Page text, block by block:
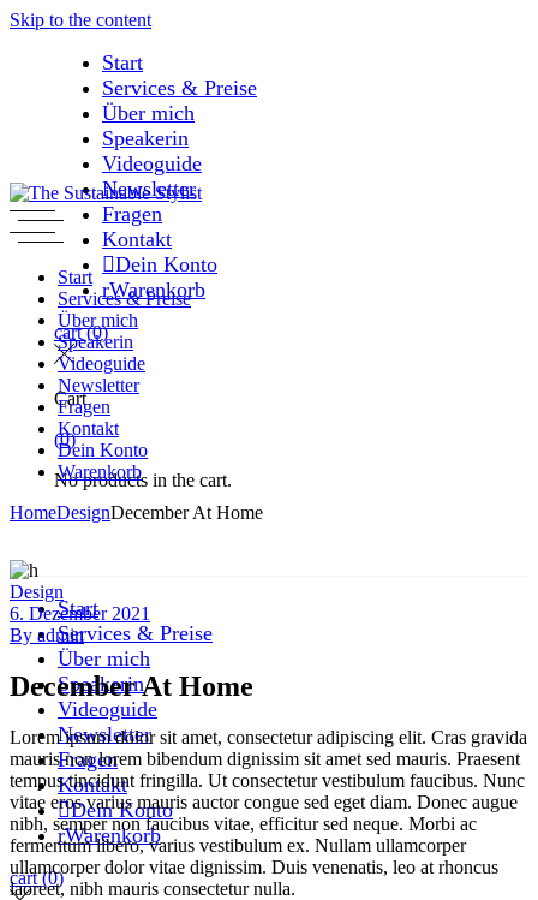
Skip to the content
Start
Services & Preise
Über mich
Speakerin
Videoguide
Newsletter
Fragen
Kontakt
Dein Konto
Warenkorb
cart (0)
Cart
(0)
No products in the cart.
Start
Services & Preise
Über mich
Speakerin
Videoguide
Newsletter
Fragen
Kontakt
Dein Konto
Warenkorb
cart (0)
Start
Services & Preise
Über mich
Speakerin
Videoguide
Newsletter
Fragen
Kontakt
Dein Konto
Warenkorb
HomeDesignDecember At Home
Design
6. Dezember 2021
By admin
December At Home
Lorem ipsum dolor sit amet, consectetur adipiscing elit. Cras gravida
mauris non lorem bibendum dignissim sit amet sed mauris. Praesent
tempus tincidunt fringilla. Ut consectetur vestibulum faucibus. Nunc
vitae eros varius mauris auctor congue sed eget diam. Donec augue
nibh, semper non faucibus vitae, efficitur sed neque. Morbi ac
fermentum libero, varius vestibulum ex. Nullam ullamcorper
ullamcorper dolor vitae dignissim. Duis venenatis, leo at rhoncus
laoreet, nibh mauris consectetur nulla.